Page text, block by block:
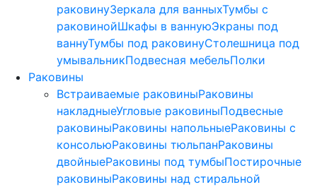
раковинуЗеркала для ванныхТумбы с
раковинойШкафы в ваннуюЭкраны под
ваннуТумбы под раковинуСтолешница под
умывальникПодвесная мебельПолки
Раковины
Встраиваемые раковиныРаковины
накладныеУгловые раковиныПодвесные
раковиныРаковины напольныеРаковины с
консольюРаковины тюльпанРаковины
двойныеРаковины под тумбыПостирочные
раковиныРаковины над стиральной